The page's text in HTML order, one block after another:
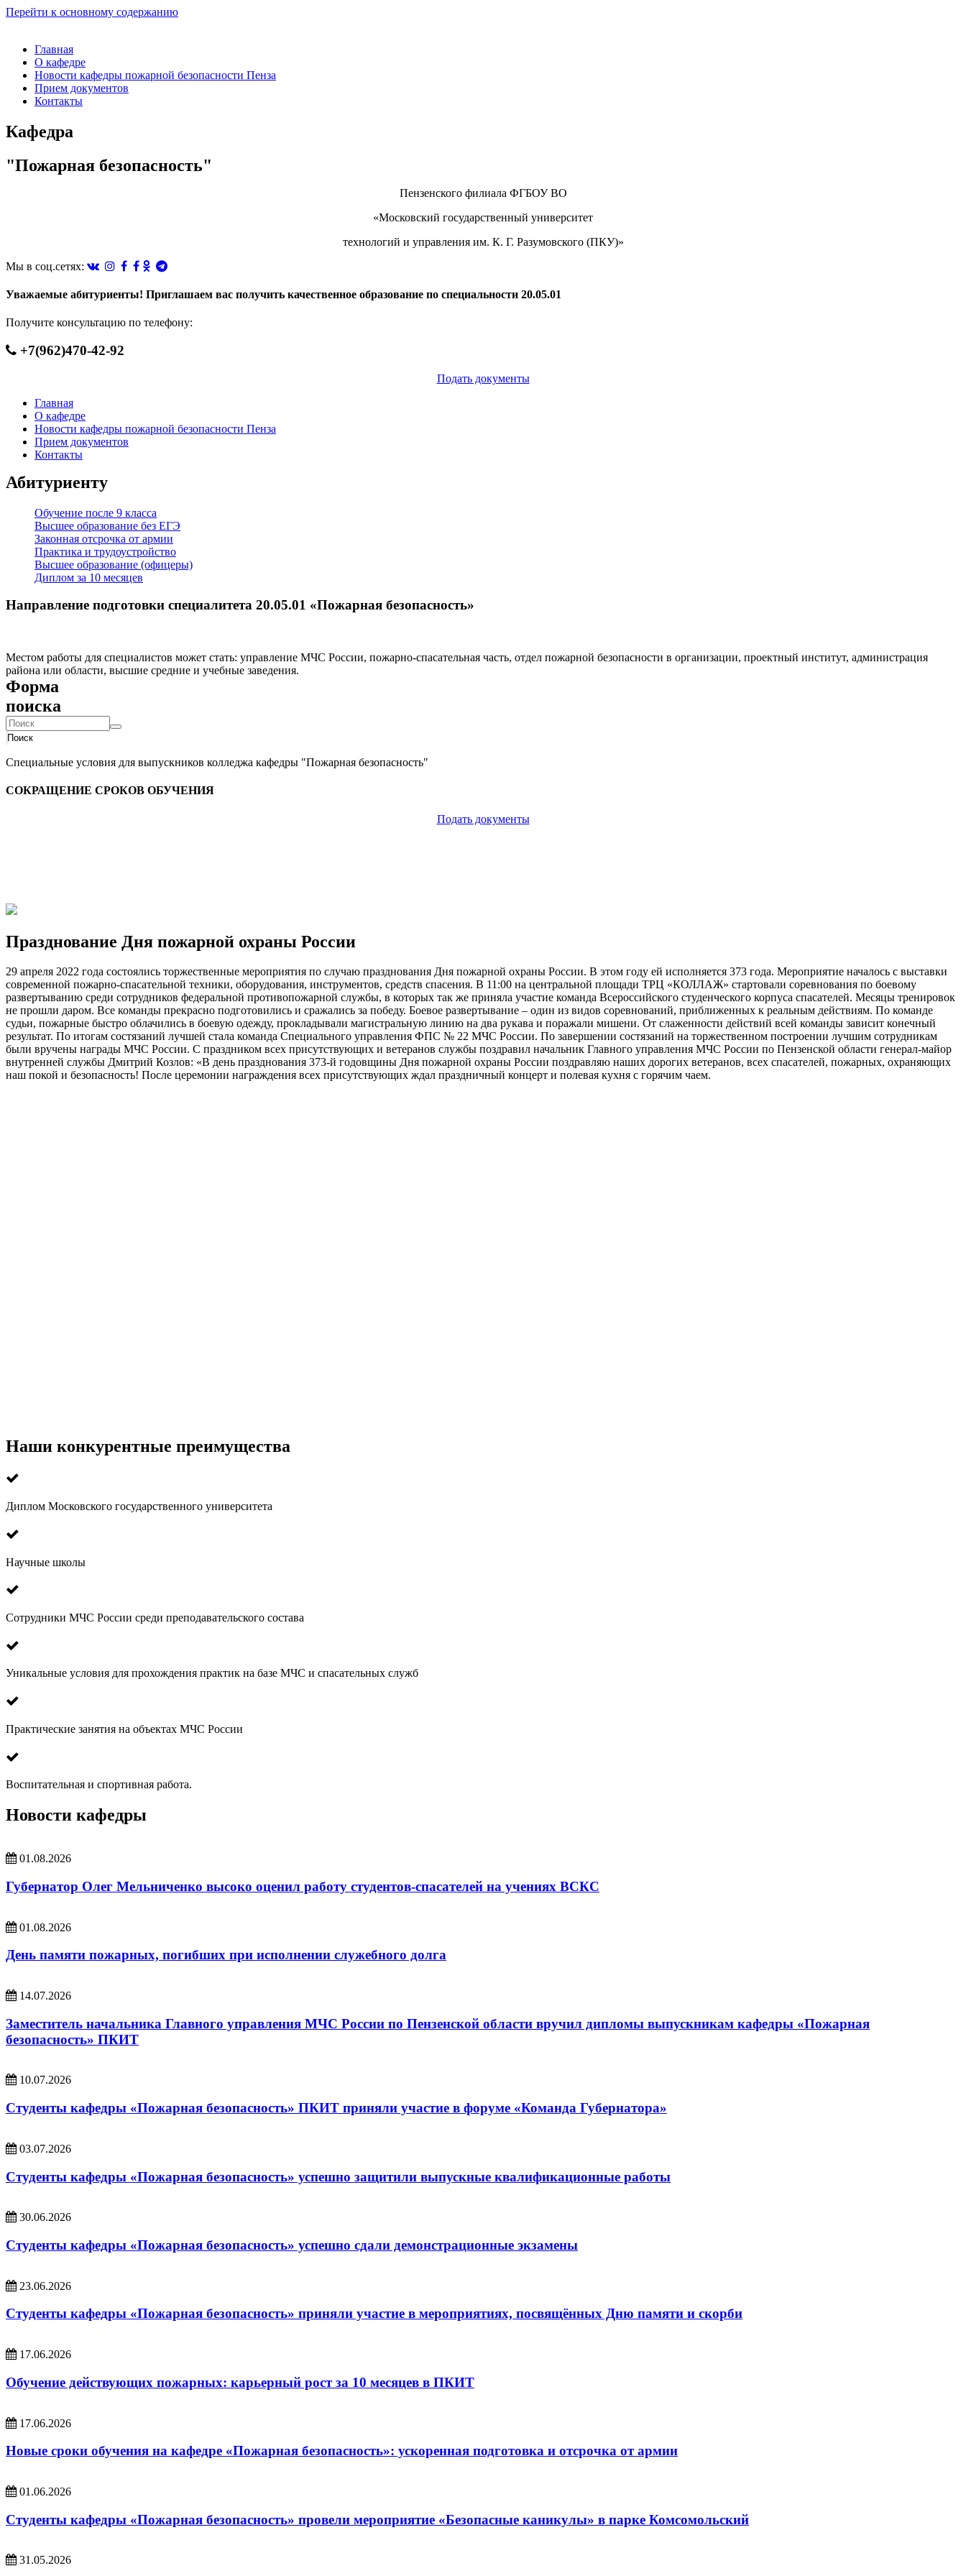
Перейти к основному содержанию
Главная
О кафедре
Новости кафедры пожарной безопасности Пенза
Прием документов
Контакты
Кафедра
"Пожарная безопасность"
Пензенского филиала ФГБОУ ВО
«Московский государственный университет
технологий и управления им. К. Г. Разумовского (ПКУ)»
Мы в соц.сетях:
Уважаемые абитуриенты! Приглашаем вас получить качественное образование по специальности 20.05.01
Получите консультацию по телефону:
+7(962)470-42-92
Подать документы
Главная
О кафедре
Новости кафедры пожарной безопасности Пенза
Прием документов
Контакты
Абитуриенту
Обучение после 9 класса
Высшее образование без ЕГЭ
Законная отсрочка от армии
Практика и трудоустройство
Высшее образование (офицеры)
Диплом за 10 месяцев
Направление подготовки специалитета 20.05.01 «Пожарная безопасность»
Местом работы для специалистов может стать: управление МЧС России, пожарно-спасательная часть, отдел пожарной безопасности в организации, проектный институт, администрация
района или области, высшие средние и учебные заведения.
Форма
поиска
Поиск
Специальные условия для выпускников колледжа кафедры "Пожарная безопасность"
СОКРАЩЕНИЕ СРОКОВ ОБУЧЕНИЯ
Подать документы
Празднование Дня пожарной охраны России
29 апреля 2022 года состоялись торжественные мероприятия по случаю празднования Дня пожарной охраны России. В этом году ей исполняется 373 года. Мероприятие началось с выставки
современной пожарно-спасательной техники, оборудования, инструментов, средств спасения. В 11:00 на центральной площади ТРЦ «КОЛЛАЖ» стартовали соревнования по боевому
развертыванию среди сотрудников федеральной противопожарной службы, в которых так же приняла участие команда Всероссийского студенческого корпуса спасателей. Месяцы тренировок
не прошли даром. Все команды прекрасно подготовились и сражались за победу. Боевое развертывание – один из видов соревнований, приближенных к реальным действиям. По команде
судьи, пожарные быстро облачились в боевую одежду, прокладывали магистральную линию на два рукава и поражали мишени. От слаженности действий всей команды зависит конечный
результат. По итогам состязаний лучшей стала команда Специального управления ФПС № 22 МЧС России. По завершении состязаний на торжественном построении лучшим сотрудникам
были вручены награды МЧС России. С праздником всех присутствующих и ветеранов службы поздравил начальник Главного управления МЧС России по Пензенской области генерал-майор
внутренней службы Дмитрий Козлов: «В день празднования 373-й годовщины Дня пожарной охраны России поздравляю наших дорогих ветеранов, всех спасателей, пожарных, охраняющих
наш покой и безопасность! После церемонии награждения всех присутствующих ждал праздничный концерт и полевая кухня с горячим чаем.
Наши конкурентные преимущества
Диплом Московского государственного университета
Научные школы
Сотрудники МЧС России среди преподавательского состава
Уникальные условия для прохождения практик на базе МЧС и спасательных служб
Практические занятия на объектах МЧС России
Воспитательная и спортивная работа.
Новости кафедры
01.08.2026
Губернатор Олег Мельниченко высоко оценил работу студентов-спасателей на учениях ВСКС
01.08.2026
День памяти пожарных, погибших при исполнении служебного долга
14.07.2026
Заместитель начальника Главного управления МЧС России по Пензенской области вручил дипломы выпускникам кафедры «Пожарная
безопасность» ПКИТ
10.07.2026
Студенты кафедры «Пожарная безопасность» ПКИТ приняли участие в форуме «Команда Губернатора»
03.07.2026
Студенты кафедры «Пожарная безопасность» успешно защитили выпускные квалификационные работы
30.06.2026
Студенты кафедры «Пожарная безопасность» успешно сдали демонстрационные экзамены
23.06.2026
Студенты кафедры «Пожарная безопасность» приняли участие в мероприятиях, посвящённых Дню памяти и скорби
17.06.2026
Обучение действующих пожарных: карьерный рост за 10 месяцев в ПКИТ
17.06.2026
Новые сроки обучения на кафедре «Пожарная безопасность»: ускоренная подготовка и отсрочка от армии
01.06.2026
Студенты кафедры «Пожарная безопасность» провели мероприятие «Безопасные каникулы» в парке Комсомольский
31.05.2026